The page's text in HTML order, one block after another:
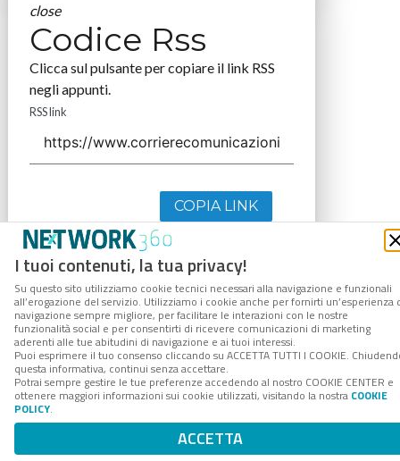
I tuoi contenuti, la tua privacy!
Su questo sito utilizziamo cookie tecnici necessari alla navigazione e funzionali
all’erogazione del servizio. Utilizziamo i cookie anche per fornirti un’esperienza
navigazione sempre migliore, per facilitare le interazioni con le nostre
funzionalità social e per consentirti di ricevere comunicazioni di marketing
aderenti alle tue abitudini di navigazione e ai tuoi interessi.
Puoi esprimere il tuo consenso cliccando su ACCETTA TUTTI I COOKIE.
questa informativa, continui senza accettare.
Potrai sempre gestire le tue preferenze accedendo al nostro COOKIE CENTER e
ottenere maggiori informazioni sui cookie utilizzati, visitando la nostra COOKIE
POLICY.
ACCETTA
close
Codice Rss
Clicca sul pulsante per copiare il link RSS
negli appunti.
RSS link
COPIA LINK